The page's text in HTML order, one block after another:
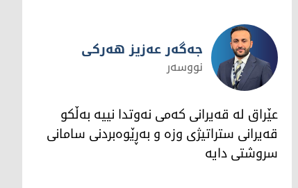
جەگەر عەزیز هەرکی
جەگەر عەزیز هەرکی
نووسەر
عێراق لە قەیرانی کەمی نەوتدا نییە بەڵکو
قەیرانی ستراتیژی وزە و بەڕێوەبردنی سامانی
سروشتی دایە